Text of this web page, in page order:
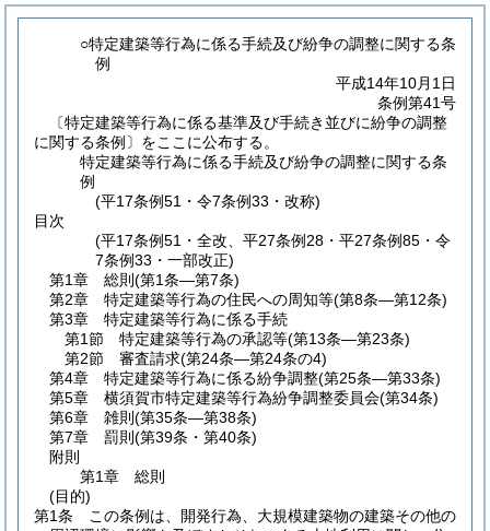
○特定建築等行為に係る手続及び紛争の調整に関する条
例
平成14年10月1日
条例第41号
〔特定建築等行為に係る基準及び手続き並びに紛争の調整
に関する条例〕をここに公布する。
特定建築等行為に係る手続及び紛争の調整に関する条
例
(平17条例51・令7条例33・改称)
目次
(平17条例51・全改、平27条例28・平27条例85・令
7条例33・一部改正)
第1章
総則 (第1条―第7条)
第2章
特定建築等行為の住民への周知等(第8条―第12条)
第3章
特定建築等行為に係る手続
第1節
特定建築等行為の承認等(第13条―第23条)
第2節
審査請求(第24条―第24条の4)
第4章
特定建築等行為に係る紛争調整(第25条―第33条)
第5章
横須賀市特定建築等行為紛争調整委員会(第34条)
第6章
雑則 (第35条―第38条)
第7章
罰則 (第39条・第40条)
附則
第1章
総則
(目的)
第1条
この条例は、開発行為、大規模建築物の建築その他の